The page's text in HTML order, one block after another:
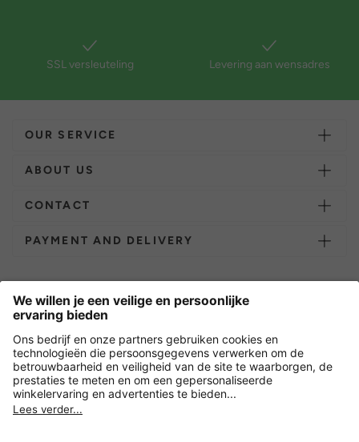
SSL versleuteling Levering aan wensadres
OUR SERVICE
ABOUT US
CONTACT
PAYMENT AND DELIVERY
Nederland
Versleuteling met